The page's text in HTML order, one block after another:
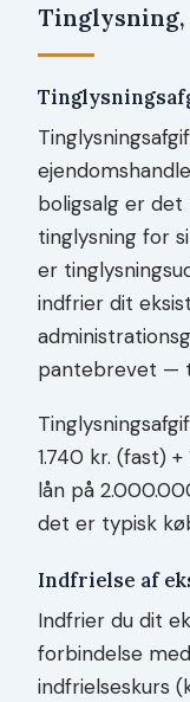
Tinglysning,
boligsalg er det
tinglysning for
er
indfrier dit
pantebrevet —
1.740 kr. (fast)
lån på
det er typisk
Indfrielse af
Indfrier du dit
forbindelse
indfrielseskurs